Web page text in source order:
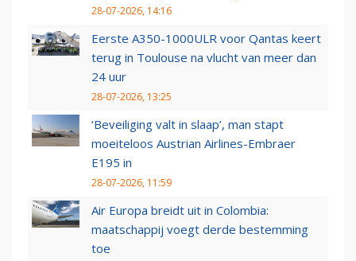
28-07-2026, 14:16
Eerste A350-1000ULR voor Qantas keert
terug in Toulouse na vlucht van meer dan
24 uur
28-07-2026, 13:25
‘Beveiliging valt in slaap’, man stapt
moeiteloos Austrian Airlines-Embraer
E195 in
28-07-2026, 11:59
Air Europa breidt uit in Colombia:
maatschappij voegt derde bestemming
toe